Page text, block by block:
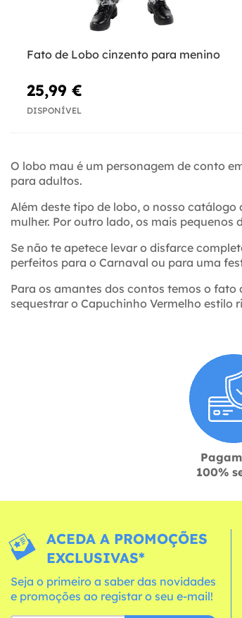
Fato de Lobo cinzento para menino
25,99 €
DISPONÍVEL
O lobo mau é um personagem de conto
para adultos.
Além deste tipo de lobo, o nosso
mulher. Por outro lado, os mais
Se não te apetece levar o disfarce
perfeitos para o Carnaval ou para uma
Para os amantes dos contos temos o fato
sequestrar o Capuchinho Vermelho estilo
100%
ACEDA A PROMOÇÕES
EXCLUSIVAS*
Seja o primeiro a saber das novidades
e promoções ao registar o seu e-mail!